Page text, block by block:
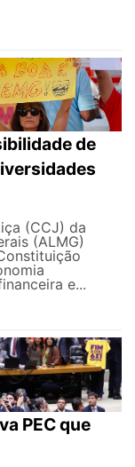
de
(CCJ) da
(ALMG)
e...
PEC que